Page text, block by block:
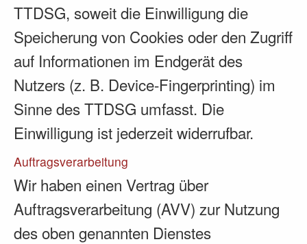
TTDSG, soweit die Einwilligung die
Speicherung von Cookies oder den Zugriff
auf Informationen im Endgerät des
Nutzers (z. B. Device-Fingerprinting) im
Sinne des TTDSG umfasst. Die
Einwilligung ist jederzeit widerrufbar.
Auftragsverarbeitung
Wir haben einen Vertrag über
Auftragsverarbeitung (AVV) zur Nutzung
des oben genannten Dienstes